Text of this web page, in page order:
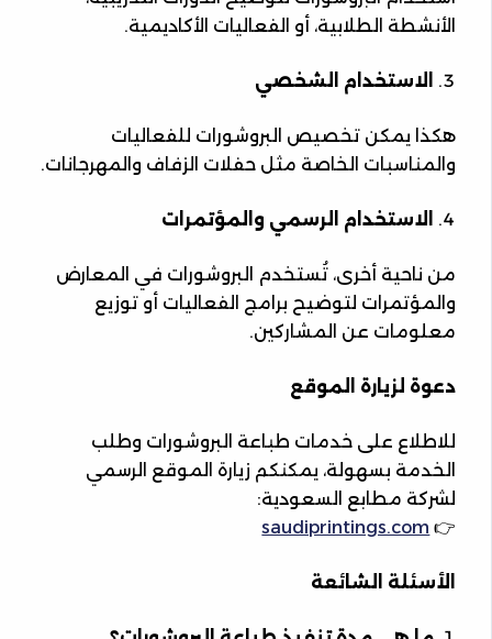
الأنشطة الطلابية، أو الفعاليات الأكاديمية.
الاستخدام الشخصي
هكذا يمكن تخصيص البروشورات للفعاليات
والمناسبات الخاصة مثل حفلات الزفاف والمهرجانات.
الاستخدام الرسمي والمؤتمرات
من ناحية أخرى، تُستخدم البروشورات في المعارض
والمؤتمرات لتوضيح برامج الفعاليات أو توزيع
معلومات عن المشاركين.
دعوة لزيارة الموقع
للاطلاع على خدمات طباعة البروشورات وطلب
الخدمة بسهولة، يمكنكم زيارة الموقع الرسمي
لشركة مطابع السعودية:
👉
saudiprintings.com
الأسئلة الشائعة